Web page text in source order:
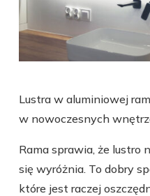
Lustra w aluminiowej
w nowoczesnych
Rama sprawia, że lustro
się wyróżnia. To dobry
które jest raczej